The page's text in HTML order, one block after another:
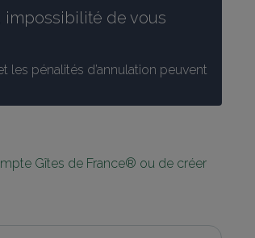
impossibilité de vous
les pénalités d’annulation peuvent
Gîtes de France® ou de créer